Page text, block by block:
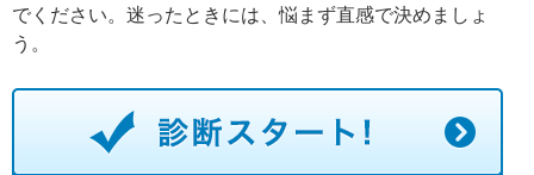
でください。迷ったときには、悩まず直感で決めましょ
う。